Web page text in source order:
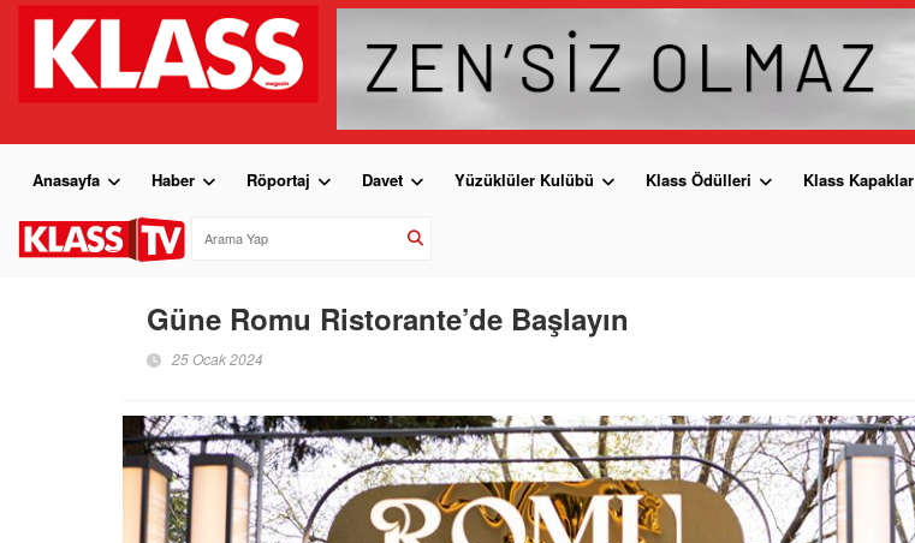
Anasayfa Haber Röportaj Davet Yüzüklüler Kulübü Klass Ödülleri Klass Kapaklar
Güne Romu Ristorante’de Başlayın
25 Ocak 2024